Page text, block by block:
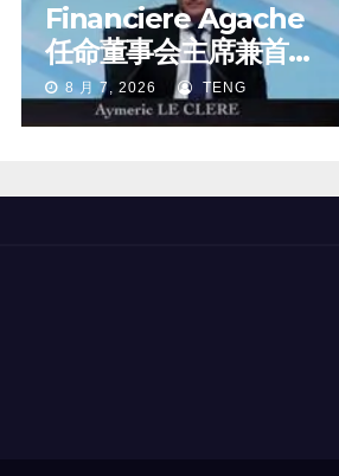
Financiere Agache
任命董事会主席兼首席
执行官
8 月 7, 2026 TENG